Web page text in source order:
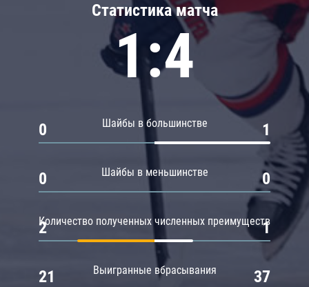
Статистика матча
1:4
Шайбы в большинстве
0 1
Шайбы в меньшинстве
0 0
Количество полученных численных преимуществ
2 1
Выигранные вбрасывания
21 37